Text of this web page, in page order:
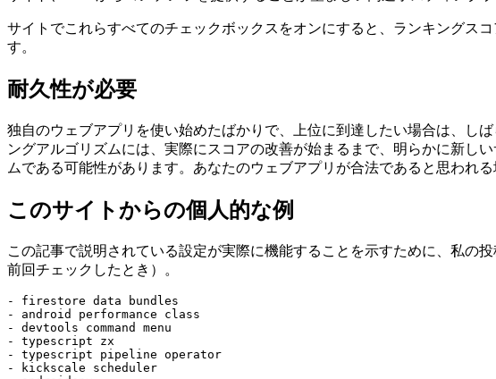
さらに重要なのは、GoogleやBingなどの検索エンジンで実際に高い配置を
サイト、CDNからコンテンツを提供することが望ましい高速ホスティング
サイトでこれらすべてのチェックボックスをオンにすると、ランキングス
す。
耐久性が必要
独自のウェブアプリを使い始めたばかりで、上位に到達したい場合は、し
ングアルゴリズムには、実際にスコアの改善が始まるまで、明らかに新し
ムである可能性があります。あなたのウェブアプリが合法であると思われ
このサイトからの個人的な例
この記事で説明されている設定が実際に機能することを示すために、私の
前回チェックしたとき）。
- firestore data bundles
- android performance class